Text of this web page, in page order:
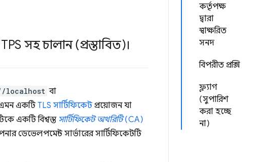
কর্তৃপক্ষ
দ্বারা
স্বাক্ষরিত
সনদ
বিপরীত প্রক্সি
ফ্ল্যাগ
(সুপারিশ
করা হচ্ছে
না)
সহ চালান (প্রস্তাবিত)।
localhost বা
একটিTLS সার্টিফিকেটপ্রয়োজন যা
একটি বিশ্বস্ত সার্টিফিকেট অথরিটি(CA)
ডেভেলপমেন্ট সার্ভারের সার্টিফিকেটটি